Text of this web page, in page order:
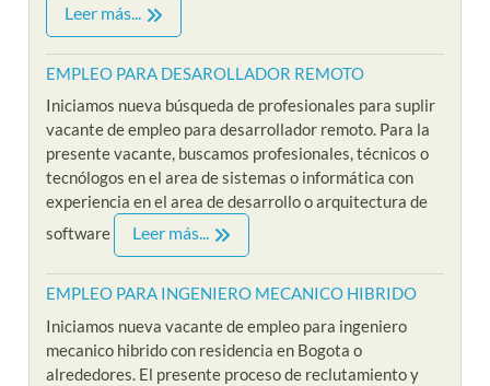
Leer más...
EMPLEO PARA DESAROLLADOR REMOTO
Iniciamos nueva búsqueda de profesionales para suplir
vacante de empleo para desarrollador remoto. Para la
presente vacante, buscamos profesionales, técnicos o
tecnólogos en el area de sistemas o informática con
experiencia en el area de desarrollo o arquitectura de
software
Leer más...
EMPLEO PARA INGENIERO MECANICO HIBRIDO
Iniciamos nueva vacante de empleo para ingeniero
mecanico hibrido con residencia en Bogota o
alrededores. El presente proceso de reclutamiento y